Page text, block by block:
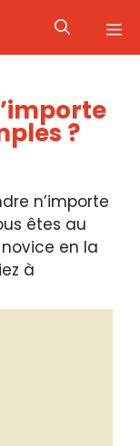
?
n’importe
êtes au
en la
à